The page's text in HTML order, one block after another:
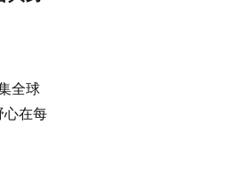
全球
心在每